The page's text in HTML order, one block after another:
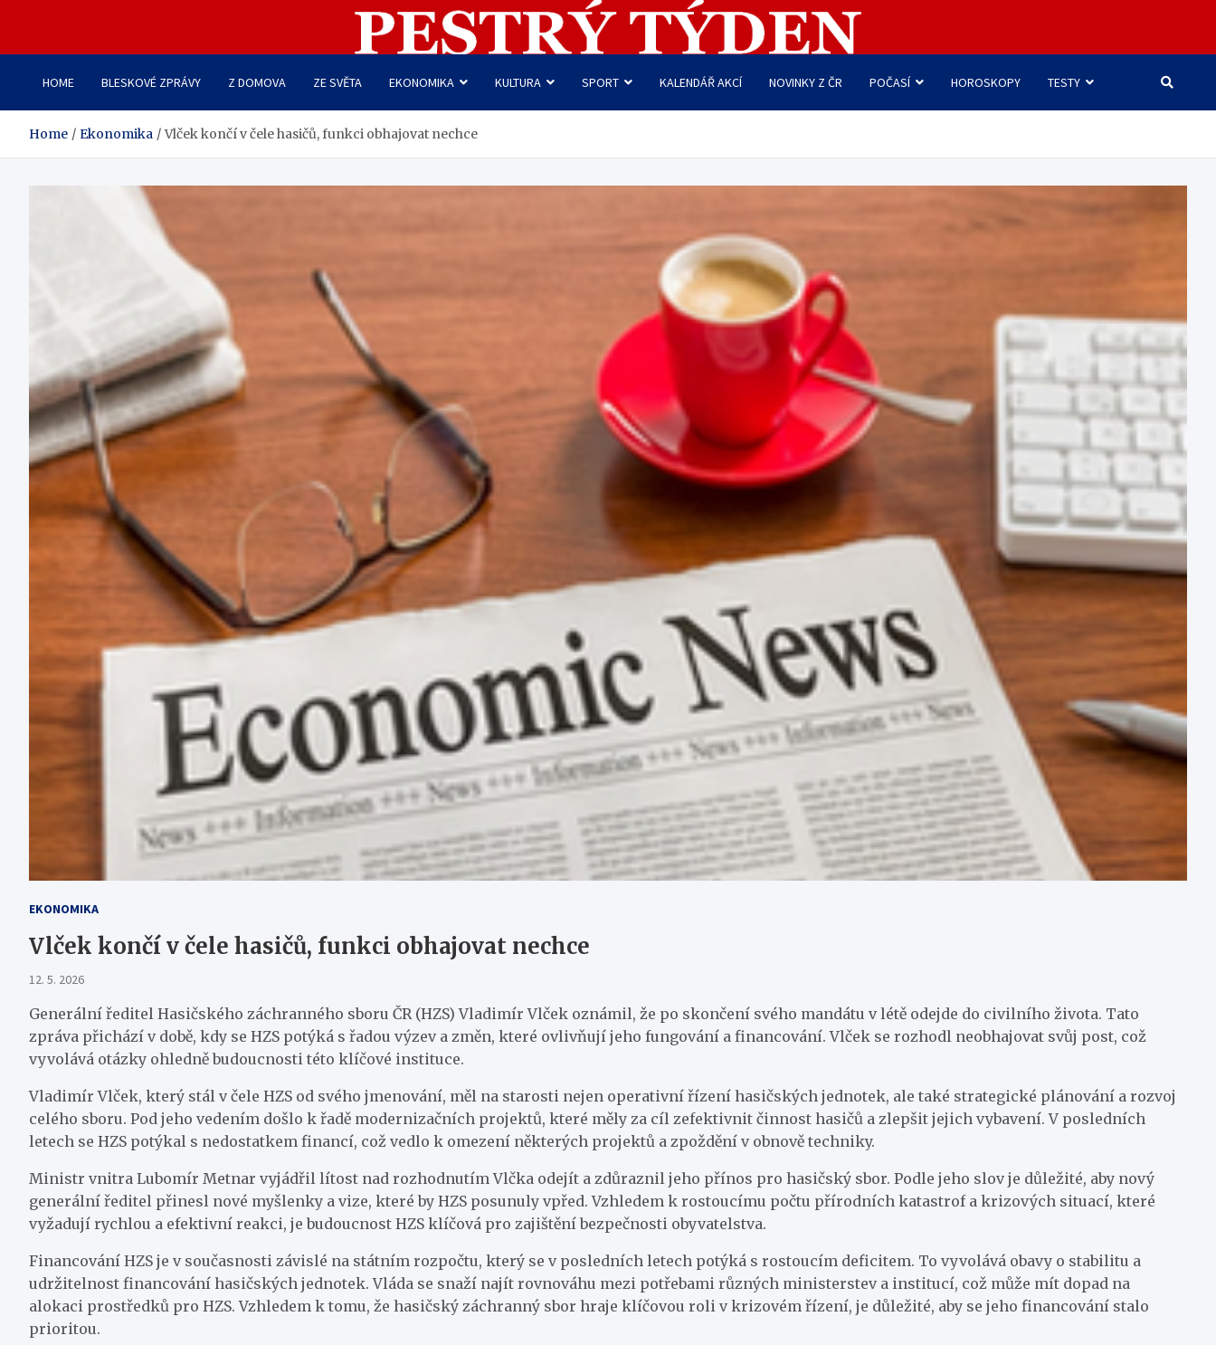
Pestrý Týden
HOME BLESKOVÉ ZPRÁVY Z DOMOVA ZE SVĚTA EKONOMIKA KULTURA SPORT KALENDÁŘ AKCÍ NOVINKY Z ČR POČASÍ HOROSKOPY TESTY
Home Ekonomika Vlček končí v čele hasičů, funkci obhajovat nechce
EKONOMIKA
Vlček končí v čele hasičů, funkci obhajovat nechce
12. 5. 2026
Generální ředitel Hasičského záchranného sboru ČR (HZS) Vladimír Vlček oznámil, že po skončení svého mandátu v létě odejde do civilního života. Tato
zpráva přichází v době, kdy se HZS potýká s řadou výzev a změn, které ovlivňují jeho fungování a financování. Vlček se rozhodl neobhajovat svůj post, což
vyvolává otázky ohledně budoucnosti této klíčové instituce.
Vladimír Vlček, který stál v čele HZS od svého jmenování, měl na starosti nejen operativní řízení hasičských jednotek, ale také strategické plánování a rozvoj
celého sboru. Pod jeho vedením došlo k řadě modernizačních projektů, které měly za cíl zefektivnit činnost hasičů a zlepšit jejich vybavení. V posledních
letech se HZS potýkal s nedostatkem financí, což vedlo k omezení některých projektů a zpoždění v obnově techniky.
Ministr vnitra Lubomír Metnar vyjádřil lítost nad rozhodnutím Vlčka odejít a zdůraznil jeho přínos pro hasičský sbor. Podle jeho slov je důležité, aby nový
generální ředitel přinesl nové myšlenky a vize, které by HZS posunuly vpřed. Vzhledem k rostoucímu počtu přírodních katastrof a krizových situací, které
vyžadují rychlou a efektivní reakci, je budoucnost HZS klíčová pro zajištění bezpečnosti obyvatelstva.
Financování HZS je v současnosti závislé na státním rozpočtu, který se v posledních letech potýká s rostoucím deficitem. To vyvolává obavy o stabilitu a
udržitelnost financování hasičských jednotek. Vláda se snaží najít rovnováhu mezi potřebami různých ministerstev a institucí, což může mít dopad na
alokaci prostředků pro HZS. Vzhledem k tomu, že hasičský záchranný sbor hraje klíčovou roli v krizovém řízení, je důležité, aby se jeho financování stalo
prioritou.